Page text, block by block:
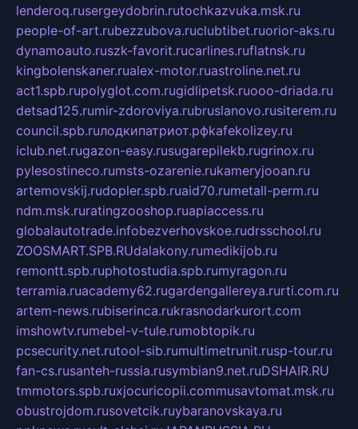
lenderoq.rusergeydobrin.rutochkazvuka.msk.ru
people-of-art.rubezzubova.ruclubtibet.ruorior-aks.ru
dynamoauto.ruszk-favorit.rucarlines.ruflatnsk.ru
kingbolenskaner.rualex-motor.ruastroline.net.ru
act1.spb.rupolyglot.com.rugidlipetsk.ruooo-driada.ru
detsad125.rumir-zdoroviya.rubruslanovo.rusiterem.ru
council.spb.ruлодкипатриот.рфkafekolizey.ru
iclub.net.rugazon-easy.rusugarepilekb.rugrinox.ru
pylesostineco.rumsts-ozarenie.rukameryjooan.ru
artemovskij.rudopler.spb.ruaid70.rumetall-perm.ru
ndm.msk.ruratingzooshop.ruapiaccess.ru
globalautotrade.infobezverhovskoe.rudrsschool.ru
ZOOSMART.SPB.RUdalakony.rumedikijob.ru
remontt.spb.ruphotostudia.spb.rumyragon.ru
terramia.ruacademy62.rugardengallereya.rurti.com.ru
artem-news.rubiserinca.rukrasnodarkurort.com
imshowtv.rumebel-v-tule.rumobtopik.ru
pcsecurity.net.rutool-sib.rumultimetrunit.rusp-tour.ru
fan-cs.rusanteh-russia.rusymbian9.net.ruDSHAIR.RU
tmmotors.spb.ruxjocuricopii.commusavtomat.msk.ru
obustrojdom.rusovetcik.ruybaranovskaya.ru